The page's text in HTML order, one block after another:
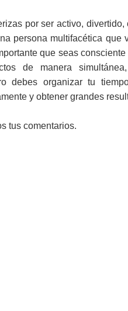
por ser activo,
persona multifacética
que seas
de manera
debes organizar tu
y obtener grandes
tus comentarios.